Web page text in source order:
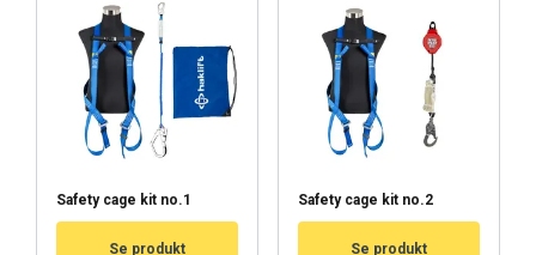
Safety cage kit no.1
Se produkt
Safety cage kit no.2
Se produkt